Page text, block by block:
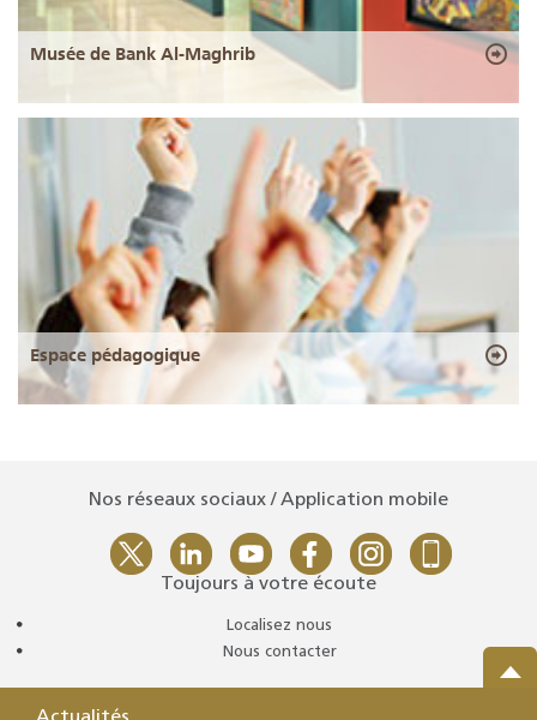
Musée de Bank Al-Maghrib
Espace pédagogique
Nos réseaux sociaux / Application mobile
Toujours à votre écoute
Localisez nous
Nous contacter